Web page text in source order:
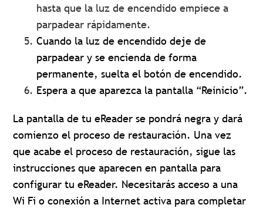
hasta que la luz de encendido empiece a
parpadear rápidamente.
Cuando la luz de encendido deje de
parpadear y se encienda de forma
permanente, suelta el botón de encendido.
Espera a que aparezca la pantalla “Reinicio”.
La pantalla de tu eReader se pondrá negra y dará
comienzo el proceso de restauración. Una vez
que acabe el proceso de restauración, sigue las
instrucciones que aparecen en pantalla para
configurar tu eReader. Necesitarás acceso a una
Wi Fi o conexión a Internet activa para completar